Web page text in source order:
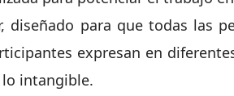
para que todas las
expresan en
intangible.